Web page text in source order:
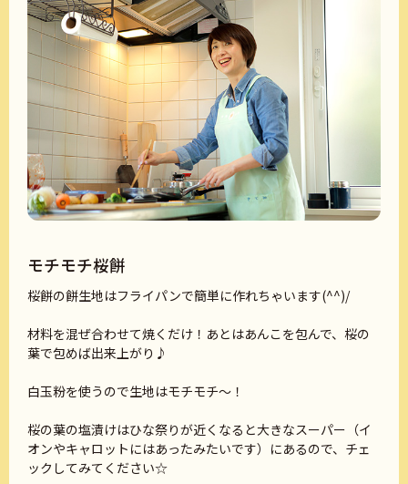
モチモチ桜餅
桜餅の餅生地はフライパンで簡単に作れちゃいます(^^)/
材料を混ぜ合わせて焼くだけ！あとはあんこを包んで、桜の
葉で包めば出来上がり♪
白玉粉を使うので生地はモチモチ～！
桜の葉の塩漬けはひな祭りが近くなると大きなスーパー（イ
オンやキャロットにはあったみたいです）にあるので、チェ
ックしてみてください☆